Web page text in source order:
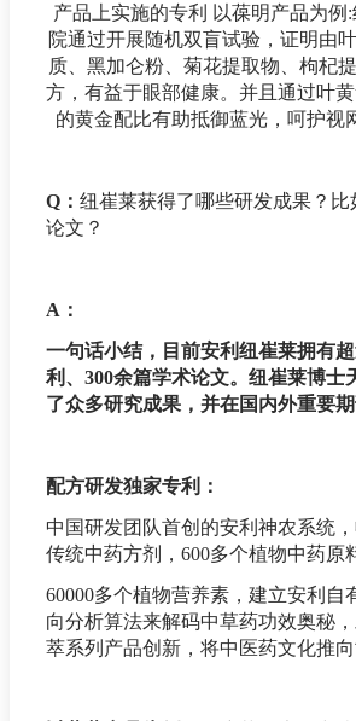
Q： 纽崔莱获得了哪些研发成果？比
论文？
A：
一句话小结，目前安利纽崔莱拥有
利、300余篇学术论文。纽崔莱博士
了众多研究成果，并在国内外重要期
配方研发独家专利：
中国研发团队首创的安利神农系统
传统中药方剂，600多个植物中药原
60000多个植物营养素，建立安利自
向分析算法来解码中草药功效奥秘
萃系列产品创新，将中医药文化推向